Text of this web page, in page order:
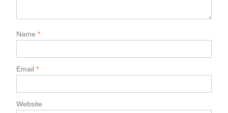
Name *
Email *
Website